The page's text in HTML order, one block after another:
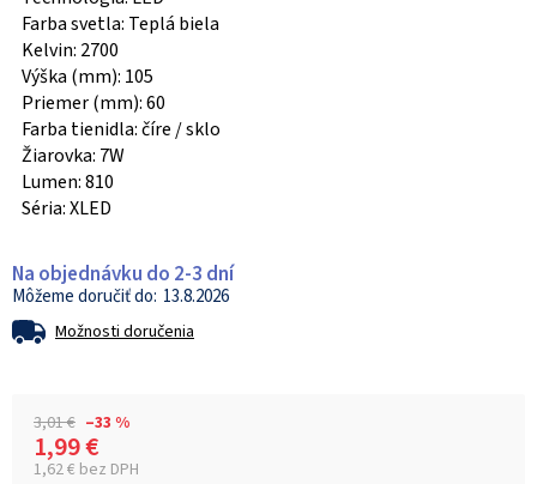
Farba svetla: Teplá biela
Kelvin: 2700
Výška (mm): 105
Priemer (mm): 60
Farba tienidla: číre / sklo
Žiarovka: 7W
Lumen: 810
Séria: XLED
Na objednávku do 2-3 dní
13.8.2026
Možnosti doručenia
3,01 € –33 %
1,99 €
1,62 € bez DPH